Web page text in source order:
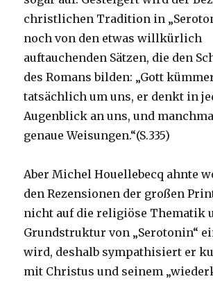
christlichen Tradition in
noch von den etwas willkürlich
auftauchenden Sätzen, die den
des Romans bilden: „Gott
tatsächlich um uns, er denkt in
Augenblick an uns, und
genaue Weisungen.“(S.335)
Aber Michel Houellebecq ahnte
den Rezensionen der großen
nicht auf die religiöse Thematik
Grundstruktur von „Serotonin“
wird, deshalb sympathisiert er
mit Christus und seinem